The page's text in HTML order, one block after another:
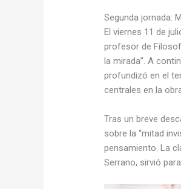
Segunda jornada:
El viernes 11 de
profesor de
la mirada”. A
profundizó en el
centrales en la
Tras un breve
sobre la “mitad
pensamiento. La
Serrano, sirvió